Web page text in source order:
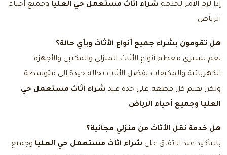
إذا لزم الأمر لخدمة شراء اثاث مستعمل حي العليا وجميع أحياء
الرياض
هل تقومون بشراء جميع أنواع الأثاث وبأي حالة؟
نعم نشتري معظم أنواع الأثاث المنزلي والمكتبي والأجهزة
الكهربائية والمكيفات نفضل الأثاث بحالة جيدة إلى متوسطة
ولكن نقيم كل قطعة على حدة عند شراء اثاث مستعمل حي
العليا وجميع أحياء الرياض
هل خدمة نقل الأثاث من منزلي مجانية؟
بالتأكيد عند الاتفاق على شراء اثاث مستعمل حي العليا وجميع